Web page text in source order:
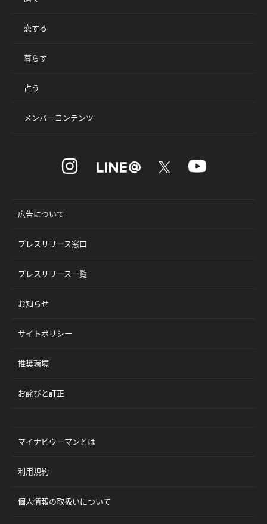
恋する
暮らす
占う
メンバーコンテンツ
広告について
プレスリリース窓口
プレスリリース一覧
お知らせ
サイトポリシー
推奨環境
お詫びと訂正
マイナビウーマンとは
利用規約
個人情報の取扱いについて